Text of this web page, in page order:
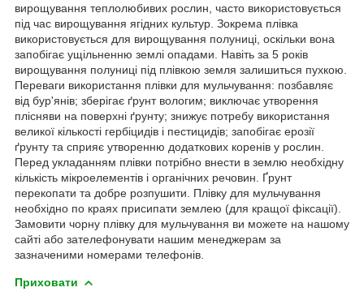
вирощування теплолюбивих рослин, часто використовується
під час вирощування ягідних культур. Зокрема плівка
використовується для вирощування полуниці, оскільки вона
запобігає ущільненню землі опадами. Навіть за 5 років
вирощування полуниці під плівкою земля залишиться пухкою.
Переваги використання плівки для мульчування: позбавляє
від бур'янів; зберігає ґрунт вологим; виключає утворення
плісняви на поверхні ґрунту; знижує потребу використання
великої кількості гербіцидів і пестицидів; запобігає ерозії
ґрунту та сприяє утворенню додаткових коренів у рослин.
Перед укладанням плівки потрібно внести в землю необхідну
кількість мікроелементів і органічних речовин. Ґрунт
перекопати та добре розпушити. Плівку для мульчування
необхідно по краях присипати землею (для кращої фіксації).
Замовити чорну плівку для мульчування ви можете на нашому
сайті або зателефонувати нашим менеджерам за
зазначеними номерами телефонів.
Приховати